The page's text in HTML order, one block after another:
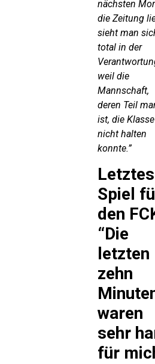
nächsten
die Zeitung
sieht man
total in der
weil die
Mannschaft,
deren Teil
ist, die Klasse
nicht halten
konnte.”
Letztes
Spiel
den
“Die
letzten
zehn
waren
sehr
für